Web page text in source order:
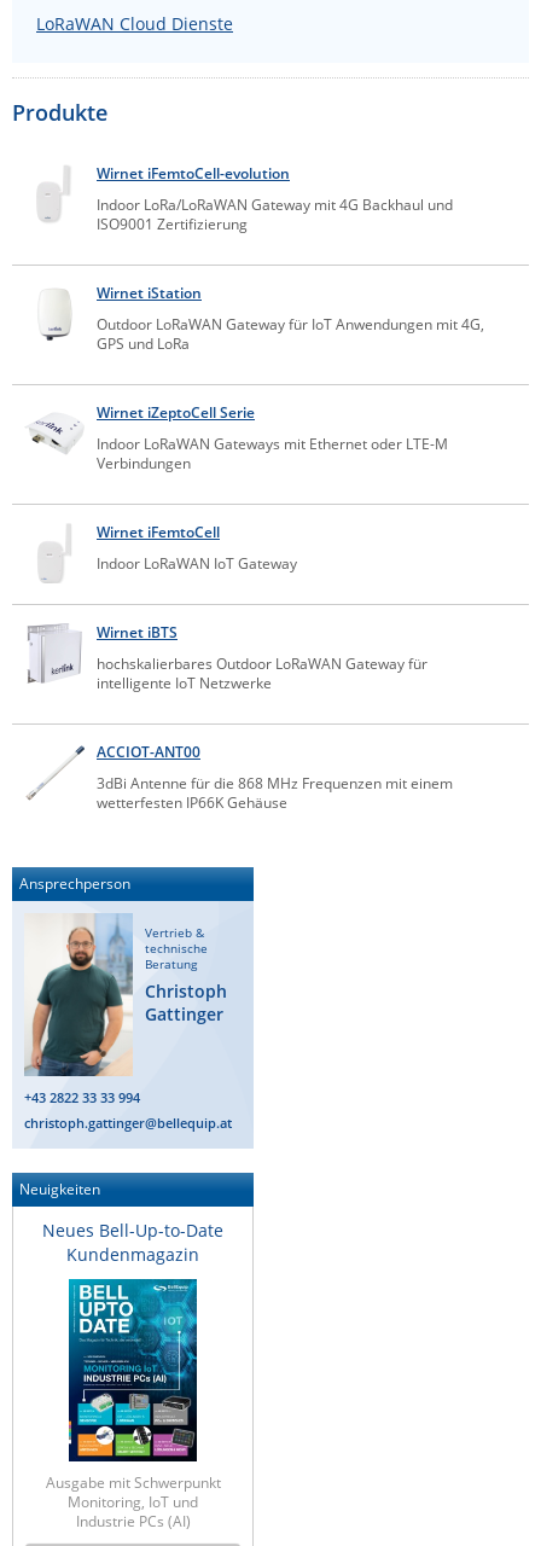
Energiemessung
Energieverteilung
Datenlogger
Remote I/O
Industrielle Netzwerktechnik / Kommunikation
Industrielle Computer
Wi-Fi - WLAN - Wireless
IT Netzwerktechnik / Kommunikation
Serverräume
RMA / Rücksendung / Support
Comet System
Contemporary Controls
Eaton
Elsys
Enginko - mcf88
Fokus Technologies
Gefen
Guntermann & Drunck
High Sec Labs
Icron
IEC Lock
Ihse
Kerlink
Kramer Electronics
KVM TEC
Legrand
LigoWave
Moxa
Netio
Panorama Antennas
PatchSee
Power Kingdom
Poynting
Raritan
Riello UPS
Server Technology
Siretta
SIRIO Antenne
Sunbird
Tactical Software
TEKTELIC
Teltonika
Unwired Networks
Vision
LoRaWAN Cloud Dienste
Produkte
Wirnet iFemtoCell-evolution
Indoor LoRa/LoRaWAN Gateway mit 4G Backhaul und
ISO9001 Zertifizierung
Wirnet iStation
Outdoor LoRaWAN Gateway für IoT Anwendungen mit 4G,
GPS und LoRa
Wirnet iZeptoCell Serie
Indoor LoRaWAN Gateways mit Ethernet oder LTE-M
Verbindungen
Wirnet iFemtoCell
Indoor LoRaWAN IoT Gateway
Wirnet iBTS
hochskalierbares Outdoor LoRaWAN Gateway für
intelligente IoT Netzwerke
ACCIOT-ANT00
3dBi Antenne für die 868 MHz Frequenzen mit einem
wetterfesten IP66K Gehäuse
Ansprechperson
Vertrieb &
technische
Beratung
Christoph
Gattinger
+43 2822 33 33 994
christoph.gattinger@bellequip.at
Neuigkeiten
Neues Bell-Up-to-Date
Kundenmagazin
Ausgabe mit Schwerpunkt
Monitoring, IoT und
Industrie PCs (AI)